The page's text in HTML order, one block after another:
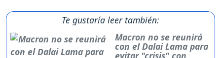
Te gustaría leer también:
Macron no se reunirá
con el Dalai Lama para